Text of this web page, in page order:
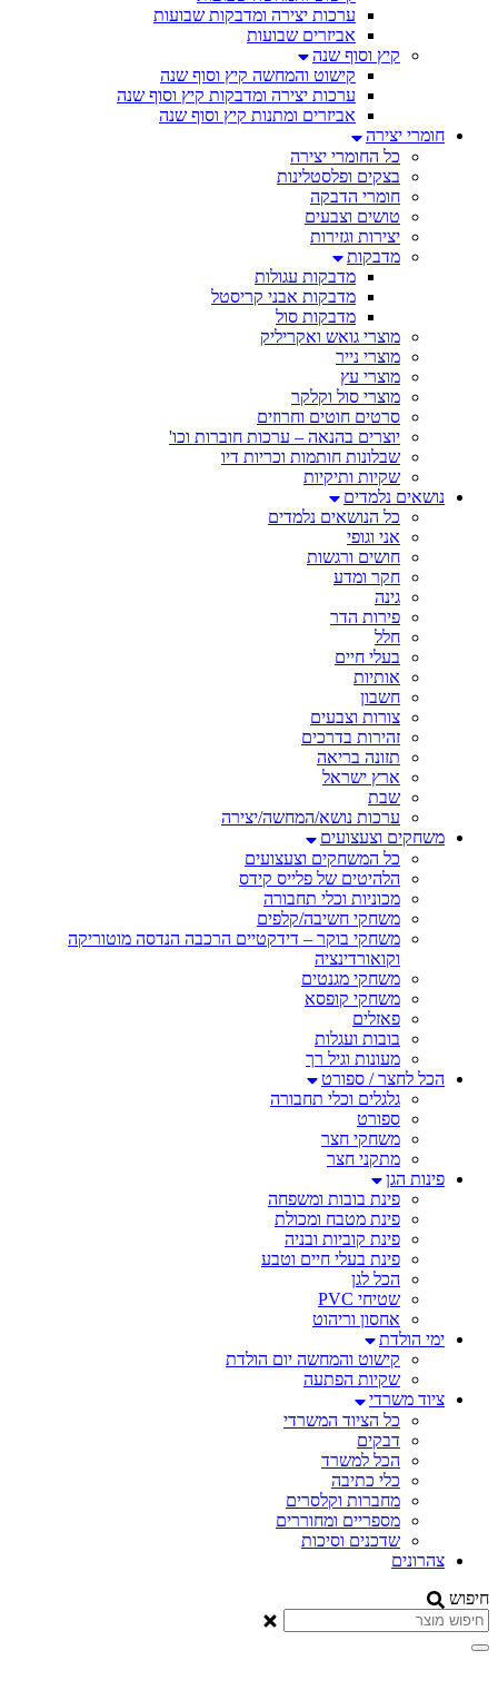
ערכות יצירה ומדבקות שבועות
אביזרים שבועות
קיץ וסוף שנה
קישוט והמחשה קיץ וסוף שנה
ערכות יצירה ומדבקות קיץ וסוף שנה
אביזרים ומתנות קיץ וסוף שנה
חומרי יצירה
כל החומרי יצירה
בצקים ופלסטלינות
חומרי הדבקה
טושים וצבעים
יצירות וגזירות
מדבקות
מדבקות עגולות
מדבקות אבני קריסטל
מדבקות סול
מוצרי גואש ואקריליק
מוצרי נייר
מוצרי עץ
מוצרי סול וקלקר
סרטים חוטים וחרוזים
יוצרים בהנאה – ערכות חוברות וכו'
שבלונות חותמות וכריות דיו
שקיות ותיקיות
נושאים נלמדים
כל הנושאים נלמדים
אני וגופי
חושים ורגשות
חקר ומדע
גינה
פירות הדר
חלל
בעלי חיים
אותיות
חשבון
צורות וצבעים
זהירות בדרכים
תזונה בריאה
ארץ ישראל
שבת
ערכות נושא/המחשה/יצירה
משחקים וצעצועים
כל המשחקים וצעצועים
הלהיטים של פלייס קידס
מכוניות וכלי תחבורה
משחקי חשיבה/קלפים
משחקי בוקר – דידקטיים הרכבה הנדסה מוטוריקה
וקואורדינציה
משחקי מגנטים
משחקי קופסא
פאזלים
בובות ועגלות
מעונות וגיל רך
הכל לחצר / ספורט
גלגלים וכלי תחבורה
ספורט
משחקי חצר
מתקני חצר
פינות הגן
פינת בובות ומשפחה
פינת מטבח ומכולת
פינת קוביות ובניה
פינת בעלי חיים וטבע
הכל לגן
שטיחי PVC
אחסון וריהוט
ימי הולדת
קישוט והמחשה יום הולדת
שקיות הפתעה
ציוד משרדי
כל הציוד המשרדי
דבקים
הכל למשרד
כלי כתיבה
מחברות וקלסרים
מספריים ומחוררים
שדכנים וסיכות
צהרונים